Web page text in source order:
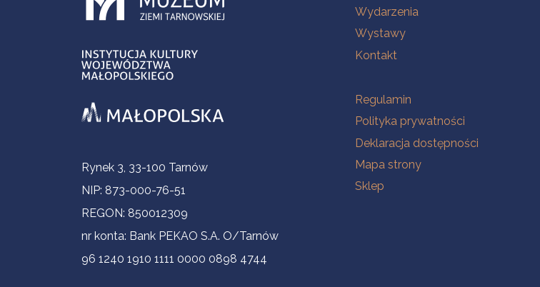
Informacje kontaktowe
Rynek 3, 33-100 Tarnów
NIP: 873-000-76-51
REGON: 850012309
nr konta: Bank PEKAO S.A. O/Tarnów
96 1240 1910 1111 0000 0898 4744
Wydarzenia
Wystawy
Kontakt
Na skróty
Regulamin
Polityka prywatności
Deklaracja dostępności
Mapa strony
Sklep